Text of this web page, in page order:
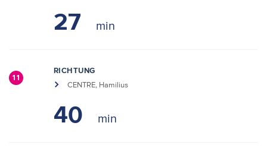
27
11
RICHTUNG
CENTRE, Hamilius
40